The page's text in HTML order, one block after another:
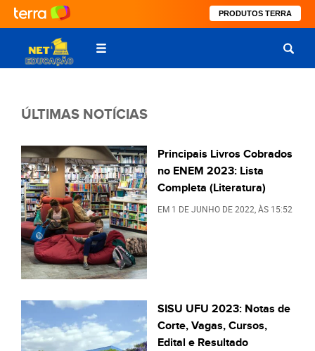
PRODUTOS TERRA
ÚLTIMAS NOTÍCIAS
Principais Livros Cobrados
no ENEM 2023: Lista
Completa (Literatura)
EM 1 DE JUNHO DE 2022 , ÀS 15:52
SISU UFU 2023: Notas de
Corte, Vagas, Cursos,
Edital e Resultado